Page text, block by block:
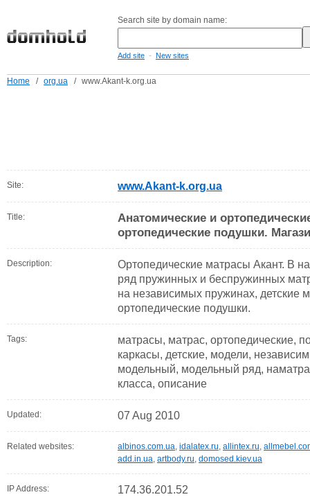
Search site by domain name:
Add site - New sites
Home / org.ua / www.Akant-k.org.ua
Site: www.Akant-k.org.ua
Title:
Анатомические и
ортопедические подушки.
Description:
Ортопедические матрасы Акант. В
ряд пружинных и беспружинных
на независимых пружинах, детские
ортопедические подушки.
Tags:
матрасы, матрас, ортопедические,
каркасы, детские, модели,
модельный, модельный ряд,
класса, описание
Updated: 07 Aug 2010
Related websites: albinos.com.ua, idalatex.ru, allintex.ru,
add.in.ua, artbody.ru, domosed.kiev.ua
IP Address: 174.36.201.52